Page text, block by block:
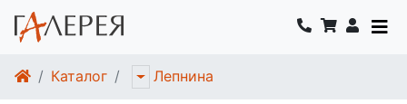
Каталог Лепнина